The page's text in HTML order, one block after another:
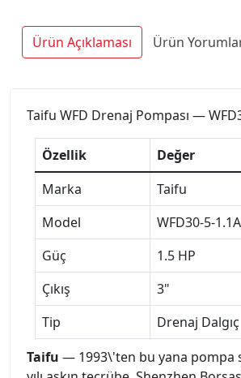
Ürün Açıklaması Ürün
Taifu WFD Drenaj Pompası —
Özellik
Değer
Marka
Taifu
Model
WFD30-5-1.1A
Güç
1.5 HP
Çıkış
3"
Tip
Drenaj Dalgıç
Taifu — 1993\'ten bu yana pompa